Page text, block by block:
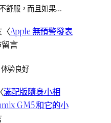
舒服，而且如果…
〈Apple 無預警發表
言
验良好
滿配版隨身小相
GM5 和它的小